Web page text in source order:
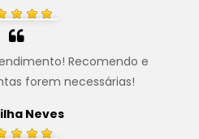
Recomendo e
forem necessárias!
Neves